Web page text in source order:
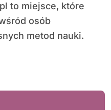
osób
metod nauki.